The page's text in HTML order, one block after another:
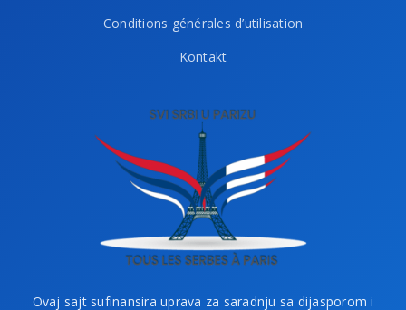
Conditions générales d’utilisation
Kontakt
Ovaj sajt sufinansira uprava za saradnju sa dijasporom i